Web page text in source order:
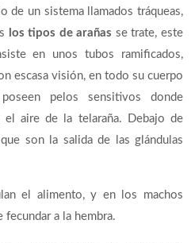
de un sistema llamados tráqueas,
los tipos de arañas se trate, este
en unos tubos ramificados,
escasa visión, en todo su cuerpo
pelos sensitivos donde
el aire de la telaraña. Debajo de
son la salida de las glándulas
el alimento, y en los machos
a la hembra.